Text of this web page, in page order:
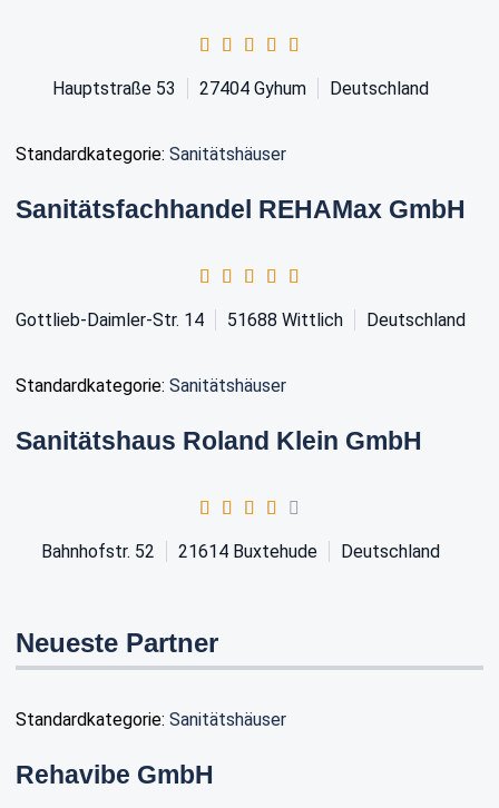
Hauptstraße 53 27404 Gyhum Deutschland
Standardkategorie: Sanitätshäuser
Sanitätsfachhandel REHAMax GmbH
Gottlieb-Daimler-Str. 14 51688 Wittlich Deutschland
Standardkategorie: Sanitätshäuser
Sanitätshaus Roland Klein GmbH
Bahnhofstr. 52 21614 Buxtehude Deutschland
Neueste Partner
Standardkategorie: Sanitätshäuser
Rehavibe GmbH